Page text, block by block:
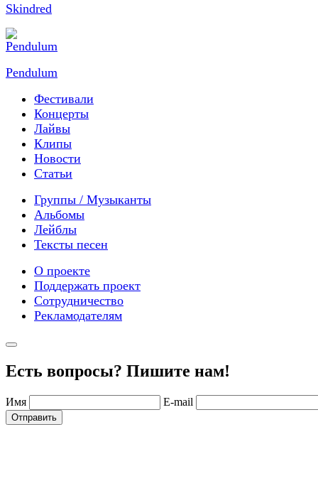
Skindred
Pendulum
Фестивали
Концерты
Лайвы
Клипы
Новости
Статьи
Группы / Музыканты
Альбомы
Лейблы
Тексты песен
О проекте
Поддержать проект
Сотрудничество
Рекламодателям
Есть вопросы? Пишите нам!
Имя E-mail